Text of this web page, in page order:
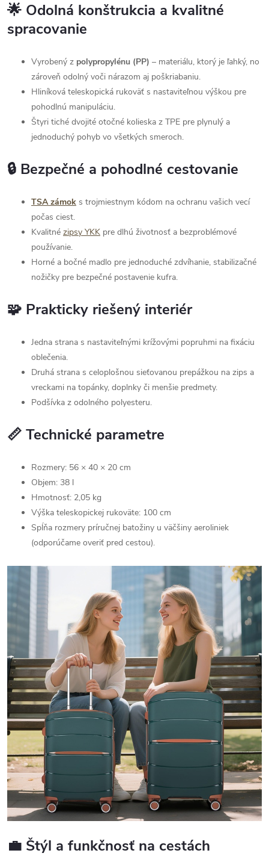
🌟 Odolná konštrukcia a kvalitné
spracovanie
Vyrobený z polypropylénu (PP) – materiálu, ktorý je ľahký, no
zároveň odolný voči nárazom aj poškriabaniu.
Hliníková teleskopická rukoväť s nastaviteľnou výškou pre
pohodlnú manipuláciu.
Štyri tiché dvojité otočné kolieska z TPE pre plynulý a
jednoduchý pohyb vo všetkých smeroch.
🔒 Bezpečné a pohodlné cestovanie
TSA zámok s trojmiestnym kódom na ochranu vašich vecí
počas ciest.
Kvalitné zipsy YKK pre dlhú životnosť a bezproblémové
používanie.
Horné a bočné madlo pre jednoduché zdvíhanie, stabilizačné
nožičky pre bezpečné postavenie kufra.
🧩 Prakticky riešený interiér
Jedna strana s nastaviteľnými krížovými popruhmi na fixáciu
oblečenia.
Druhá strana s celoplošnou sieťovanou prepážkou na zips a
vreckami na topánky, doplnky či menšie predmety.
Podšívka z odolného polyesteru.
📏 Technické parametre
Rozmery: 56 × 40 × 20 cm
Objem: 38 l
Hmotnosť: 2,05 kg
Výška teleskopickej rukoväte: 100 cm
Spĺňa rozmery príručnej batožiny u väčšiny aeroliniek
(odporúčame overiť pred cestou).
💼 Štýl a funkčnosť na cestách